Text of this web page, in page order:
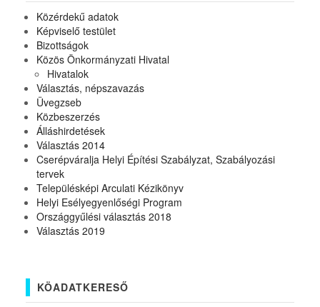
Közérdekű adatok
Képviselő testület
Bizottságok
Közös Önkormányzati Hivatal
Hivatalok
Választás, népszavazás
Üvegzseb
Közbeszerzés
Álláshirdetések
Választás 2014
Cserépváralja Helyi Építési Szabályzat, Szabályozási
tervek
Településképi Arculati Kézikönyv
Helyi Esélyegyenlőségi Program
Országgyűlési választás 2018
Választás 2019
KÖADATKERESŐ